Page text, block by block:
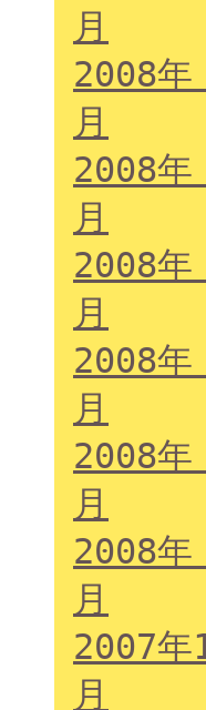
月
2008
月
2008
月
2008
月
2008
月
2008
月
2008
月
2007年
月